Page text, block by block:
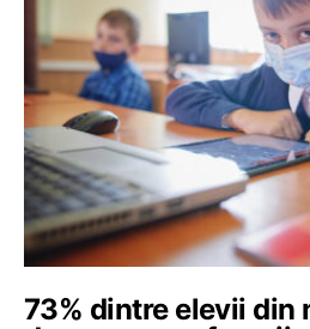
73% dintre elevii din